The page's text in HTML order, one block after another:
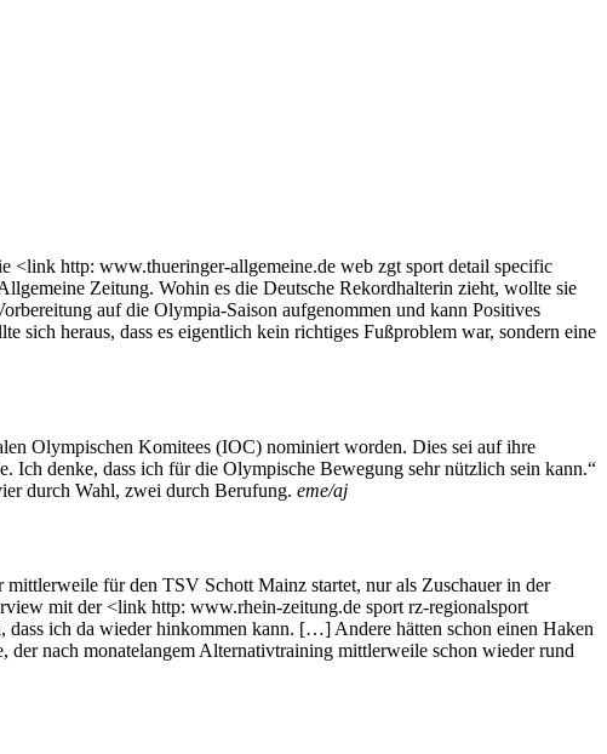
<link http: www.thueringer-allgemeine.de web zgt sport detail specific
Zeitung. Wohin es die Deutsche Rekordhalterin zieht, wollte sie
auf die Olympia-Saison aufgenommen und kann Positives
sich heraus, dass es eigentlich kein richtiges Fußproblem war, sondern eine
Olympischen Komitees (IOC) nominiert worden. Dies sei auf ihre
Ich denke, dass ich für die Olympische Bewegung sehr nützlich sein kann.“
durch Wahl, zwei durch Berufung. eme/aj
für den TSV Schott Mainz startet, nur als Zuschauer in der
mit der <link http: www.rhein-zeitung.de sport rz-regionalsport
ich da wieder hinkommen kann. […] Andere hätten schon einen Haken
der nach monatelangem Alternativtraining mittlerweile schon wieder rund